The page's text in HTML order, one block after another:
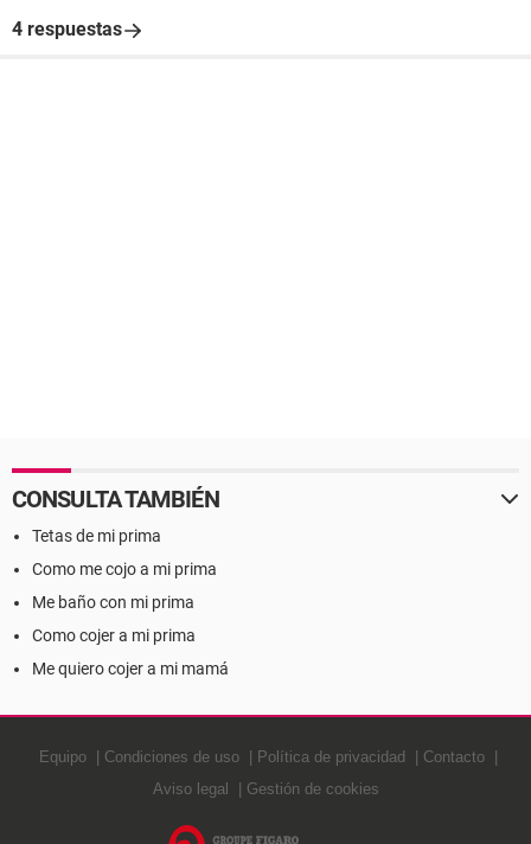
4 respuestas
CONSULTA TAMBIÉN
Tetas de mi prima
Como me cojo a mi prima
Me baño con mi prima
Como cojer a mi prima
Me quiero cojer a mi mamá
Equipo Condiciones de uso Política de privacidad
Contacto
Aviso legal
Gestión de cookies